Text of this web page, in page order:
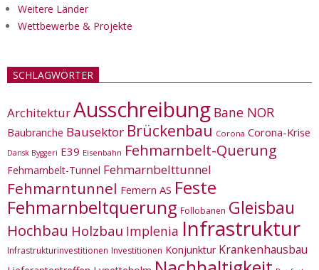
Weitere Länder
Wettbewerbe & Projekte
SCHLAGWÖRTER
ArchitekturAusschreibung Bane NOR
Baubranche Bausektor Brückenbau Corona Corona-Krise
Dansk Byggeri E39 Eisenbahn Fehmarnbelt-Querung
Fehmarnbelt-Tunnel Fehmarnbelttunnel
Fehmarntunnel Femern AS Feste
Fehmarnbeltquerung Follobanen Gleisbau
Hochbau Holzbau Implenia Infrastruktur
Infrastrukturinvestitionen Investitionen Konjunktur Krankenhausbau